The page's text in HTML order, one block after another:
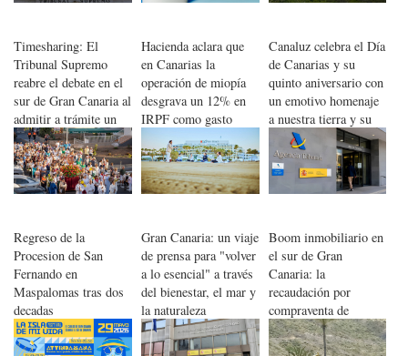
Timesharing: El
Tribunal Supremo
reabre el debate en el
sur de Gran Canaria al
admitir a trámite un
recurso
Hacienda aclara que
en Canarias la
operación de miopía
desgrava un 12% en
IRPF como gasto
médico, no es estética
Canaluz celebra el Día
de Canarias y su
quinto aniversario con
un emotivo homenaje
a nuestra tierra y su
gente
Regreso de la
Procesion de San
Fernando en
Maspalomas tras dos
decadas
Gran Canaria: un viaje
de prensa para "volver
a lo esencial" a través
del bienestar, el mar y
la naturaleza
Boom inmobiliario en
el sur de Gran
Canaria: la
recaudación por
compraventa de
viviendas roza
máximos históricos